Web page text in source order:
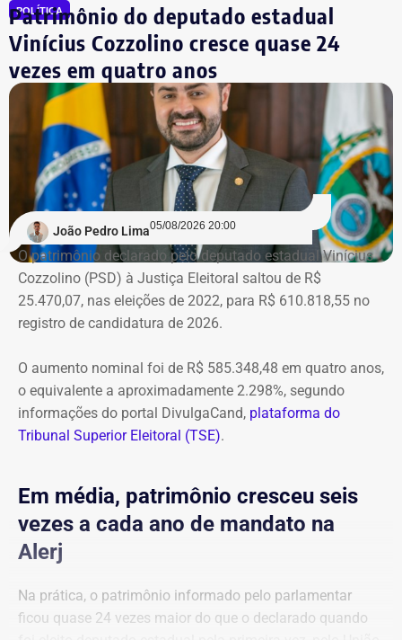
POLÍTICA
Patrimônio do deputado estadual
Vinícius Cozzolino cresce quase 24
vezes em quatro anos
João Pedro Lima05/08/2026 20:00
O patrimônio declarado pelo deputado estadual Vinícius
Cozzolino (PSD) à Justiça Eleitoral saltou de R$
25.470,07, nas eleições de 2022, para R$ 610.818,55 no
registro de candidatura de 2026.
O aumento nominal foi de R$ 585.348,48 em quatro anos,
o equivalente a aproximadamente 2.298%, segundo
informações do portal DivulgaCand, plataforma do
Tribunal Superior Eleitoral (TSE).
Em média, patrimônio cresceu seis
vezes a cada ano de mandato na
Alerj
Na prática, o patrimônio informado pelo parlamentar
ficou quase 24 vezes maior do que o declarado quando